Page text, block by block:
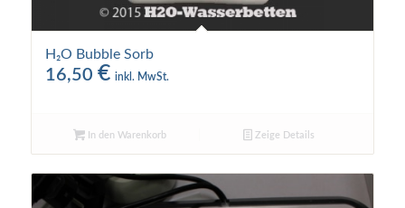
H₂O Bubble Sorb
16,50 € inkl. MwSt.
In den Warenkorb Zeige Details